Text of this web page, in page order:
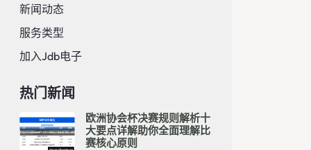
新闻动态
服务类型
加入jdb电子
热门新闻
欧洲协会杯决赛规则解析十
大要点详解助你全面理解比
赛核心原则